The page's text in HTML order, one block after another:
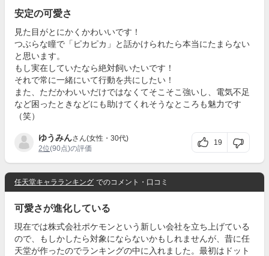
安定の可愛さ
見た目がとにかくかわいいです！
つぶらな瞳で「ピカピカ」と話かけられたら本当にたまらない
と思います。
もし実在していたなら絶対飼いたいです！
それで常に一緒にいて行動を共にしたい！
また、ただかわいいだけではなくてそこそこ強いし、電気不足
など困ったときなどにも助けてくれそうなところも魅力です
（笑）
ゆうみんさん(女性・30代)
2位(90点)の評価
19
任天堂キャラランキング でのコメント・口コミ
可愛さが進化している
現在では株式会社ポケモンという新しい会社を立ち上げている
ので、もしかしたら対象にならないかもしれませんが、昔に任
天堂が作ったのでランキングの中に入れました。最初はドット